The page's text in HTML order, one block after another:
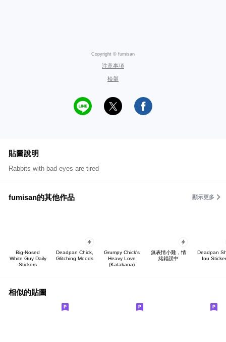
Copyright © fumisan
注意事項
檢舉
貼圖說明
Rabbits with bad eyes are tired
fumisan的其他作品 顯示更多
Big-Nosed
White Guy Daily
Stickers
Deadpan Chick,
Glitching Moods
Grumpy Chick's
Heavy Love
(Katakana)
無表情小雞，情
緒錯誤中
Deadpan
Inu
相似的貼圖